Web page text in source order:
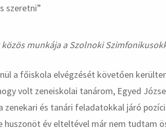
munkája a Szolnoki
a főiskola elvégzését követően
volt zeneiskolai tanárom, Egyed
zenekari és tanári feladatokkal járó
huszonöt év elteltével már nem tudtam